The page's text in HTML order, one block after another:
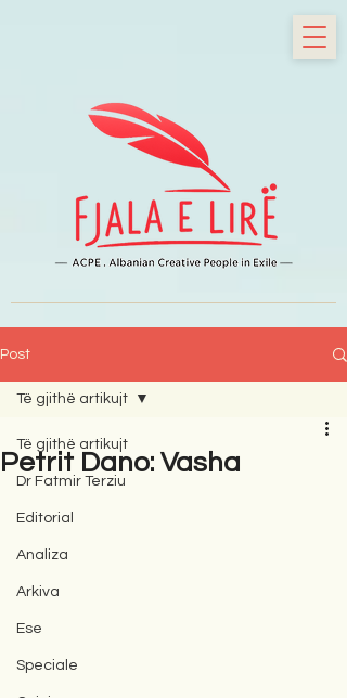
Post
Të gjithë artikujt
Dr Fatmir Terziu
Editorial
Analiza
Arkiva
Ese
Speciale
Të gjithë artikujt
Petrit Dano: Vasha